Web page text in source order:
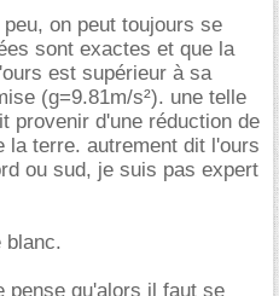
on peut toujours se
sont exactes et que la
est supérieur à sa
(g=9.81m/s²). une telle
provenir d'une réduction de
la terre. autrement dit l'ours
ou sud, je suis pas expert
blanc.
pense qu'alors il faut se